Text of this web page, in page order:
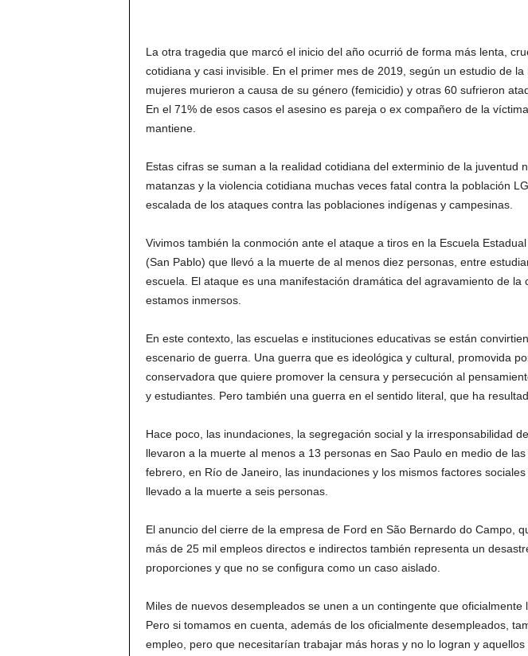
La otra tragedia que marcó el inicio del año ocurrió de forma más lenta,
cotidiana y casi invisible. En el primer mes de 2019, según un estudio de
mujeres murieron a causa de su género (femicidio) y otras 60 sufrieron
En el 71% de esos casos el asesino es pareja o ex compañero de la
mantiene.
Estas cifras se suman a la realidad cotidiana del exterminio de la juventud
matanzas y la violencia cotidiana muchas veces fatal contra la población
escalada de los ataques contra las poblaciones indígenas y campesinas.
Vivimos también la conmoción ante el ataque a tiros en la Escuela
(San Pablo) que llevó a la muerte de al menos diez personas, entre
escuela. El ataque es una manifestación dramática del agravamiento de la
estamos inmersos.
En este contexto, las escuelas e instituciones educativas se están
escenario de guerra. Una guerra que es ideológica y cultural, promovida
conservadora que quiere promover la censura y persecución al
y estudiantes. Pero también una guerra en el sentido literal, que ha
Hace poco, las inundaciones, la segregación social y la irresponsabilidad
llevaron a la muerte al menos a 13 personas en Sao Paulo en medio de
febrero, en Río de Janeiro, las inundaciones y los mismos factores
llevado a la muerte a seis personas.
El anuncio del cierre de la empresa de Ford en São Bernardo do Campo,
más de 25 mil empleos directos e indirectos también representa un
proporciones y que no se configura como un caso aislado.
Miles de nuevos desempleados se unen a un contingente que oficialmente
Pero si tomamos en cuenta, además de los oficialmente desempleados,
empleo, pero que necesitarían trabajar más horas y no lo logran y